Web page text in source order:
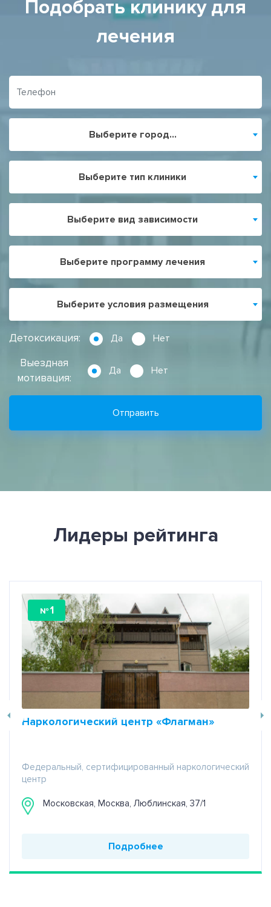
Подобрать клинику для
лечения
Выберите город...
Выберите тип клиники
Выберите вид зависимости
Выберите программу лечения
Выберите условия размещения
Детоксикация: Да Нет
Выездная
мотивация:
Да Нет
Отправить
Лидеры рейтинга
№1
Наркологический центр «Флагман»
Федеральный, сертифицированный наркологический
центр
Московская, Москва, Люблинская, 37/1
Подробнее